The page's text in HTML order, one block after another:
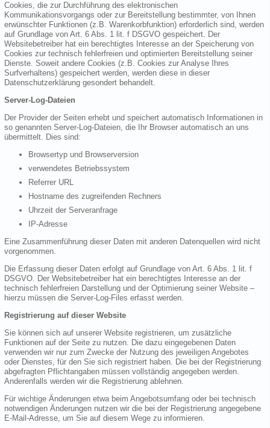
Cookies, die zur Durchführung des elektronischen
Kommunikationsvorgangs oder zur Bereitstellung bestimmter, von Ihnen
erwünschter Funktionen (z.B. Warenkorbfunktion) erforderlich sind, werden
auf Grundlage von Art. 6 Abs. 1 lit. f DSGVO gespeichert. Der
Websitebetreiber hat ein berechtigtes Interesse an der Speicherung von
Cookies zur technisch fehlerfreien und optimierten Bereitstellung seiner
Dienste. Soweit andere Cookies (z.B. Cookies zur Analyse Ihres
Surfverhaltens) gespeichert werden, werden diese in dieser
Datenschutzerklärung gesondert behandelt.
Server-Log-Dateien
Der Provider der Seiten erhebt und speichert automatisch Informationen in
so genannten Server-Log-Dateien, die Ihr Browser automatisch an uns
übermittelt. Dies sind:
Browsertyp und Browserversion
verwendetes Betriebssystem
Referrer URL
Hostname des zugreifenden Rechners
Uhrzeit der Serveranfrage
IP-Adresse
Eine Zusammenführung dieser Daten mit anderen Datenquellen wird nicht
vorgenommen.
Die Erfassung dieser Daten erfolgt auf Grundlage von Art. 6 Abs. 1 lit. f
DSGVO. Der Websitebetreiber hat ein berechtigtes Interesse an der
technisch fehlerfreien Darstellung und der Optimierung seiner Website –
hierzu müssen die Server-Log-Files erfasst werden.
Registrierung auf dieser Website
Sie können sich auf unserer Website registrieren, um zusätzliche
Funktionen auf der Seite zu nutzen. Die dazu eingegebenen Daten
verwenden wir nur zum Zwecke der Nutzung des jeweiligen Angebotes
oder Dienstes, für den Sie sich registriert haben. Die bei der Registrierung
abgefragten Pflichtangaben müssen vollständig angegeben werden.
Anderenfalls werden wir die Registrierung ablehnen.
Für wichtige Änderungen etwa beim Angebotsumfang oder bei technisch
notwendigen Änderungen nutzen wir die bei der Registrierung angegebene
E-Mail-Adresse, um Sie auf diesem Wege zu informieren.